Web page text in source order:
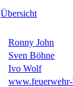
Übersicht
Ronny John
Sven Böhne
Ivo Wolf